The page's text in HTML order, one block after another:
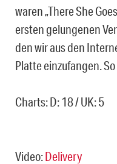
waren „There She
ersten gelungenen
den wir aus den
Platte einzufangen.
Charts: D: 18 / UK: 5
Video:Delivery